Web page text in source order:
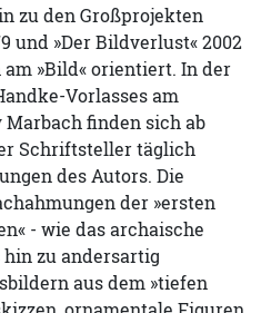
zu den Großprojekten
und »Der Bildverlust« 2002
»Bild« orientiert. In der
Vorlasses am
finden sich ab
Schriftsteller täglich
des Autors. Die
der »ersten
- wie das archaische
zu andersartig
aus dem »tiefen